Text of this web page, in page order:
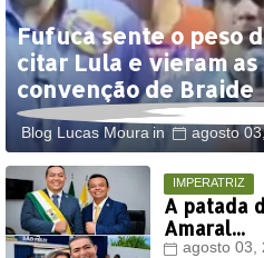
Fufuca sente o peso
citar Lula e vieram as
convenção de Braide
Blog Lucas Moura agosto
IMPERATRIZ
A patada
Amaral...
agosto 03,